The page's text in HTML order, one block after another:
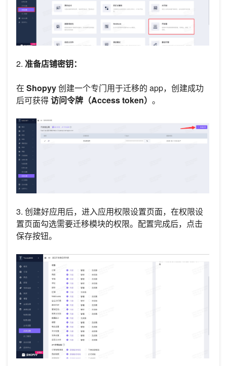
2. 准备店铺密钥：
在 Shopyy创建一个专门用于迁移的 app，创建成功
后可获得访问令牌（Access token） 。
3. 创建好应用后，进入应用权限设置页面，在权限设
置页面勾选需要迁移模块的权限。配置完成后，点击
保存按钮。